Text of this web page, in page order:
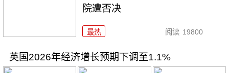
院遭否决
最热 阅读 19800
英国2026年经济增长预期下调至1.1%